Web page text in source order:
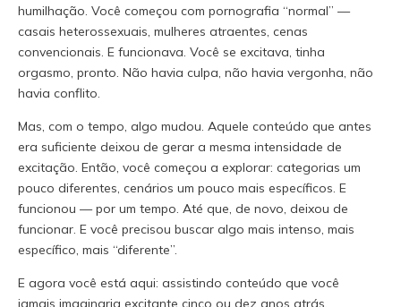
humilhação. Você começou com pornografia “normal” —
casais heterossexuais, mulheres atraentes, cenas
convencionais. E funcionava. Você se excitava, tinha
orgasmo, pronto. Não havia culpa, não havia vergonha, não
havia conflito.
Mas, com o tempo, algo mudou. Aquele conteúdo que antes
era suficiente deixou de gerar a mesma intensidade de
excitação. Então, você começou a explorar: categorias um
pouco diferentes, cenários um pouco mais específicos. E
funcionou — por um tempo. Até que, de novo, deixou de
funcionar. E você precisou buscar algo mais intenso, mais
específico, mais “diferente”.
E agora você está aqui: assistindo conteúdo que você
jamais imaginaria excitante cinco ou dez anos atrás.